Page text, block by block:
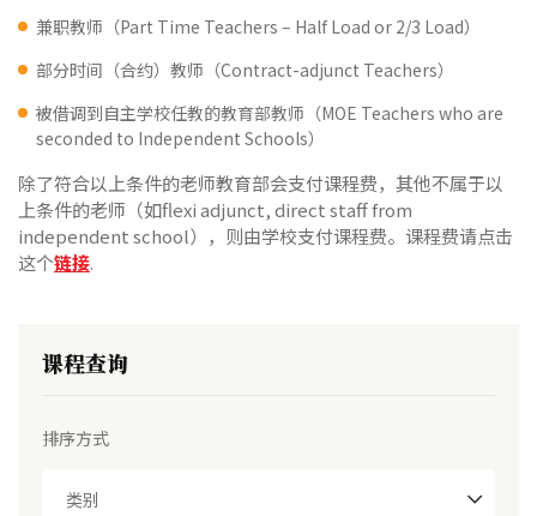
兼职教师（Part Time Teachers – Half Load or 2/3 Load）
部分时间（合约）教师（Contract-adjunct Teachers）
被借调到自主学校任教的教育部教师（MOE Teachers who are
seconded to Independent Schools）
除了符合以上条件的老师教育部会支付课程费，其他不属于以
上条件的老师（如flexi adjunct, direct staff from
independent school），则由学校支付课程费。课程费请点击
这个链接.
课程查询
排序方式
类别